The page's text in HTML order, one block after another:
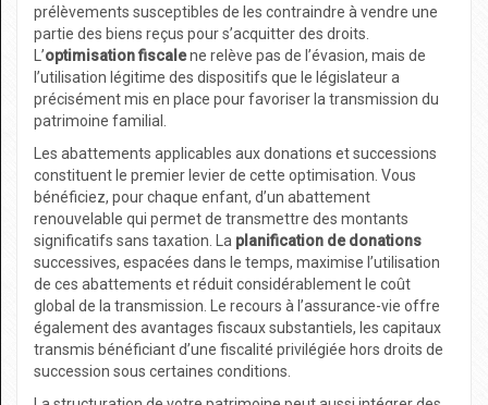
prélèvements susceptibles de les contraindre à vendre une
partie des biens reçus pour s’acquitter des droits.
L’optimisation fiscalene relève pas de l’évasion, mais de
l’utilisation légitime des dispositifs que le législateur a
précisément mis en place pour favoriser la transmission du
patrimoine familial.
Les abattements applicables aux donations et successions
constituent le premier levier de cette optimisation. Vous
bénéficiez, pour chaque enfant, d’un abattement
renouvelable qui permet de transmettre des montants
significatifs sans taxation. La planification de donations
successives, espacées dans le temps, maximise l’utilisation
de ces abattements et réduit considérablement le coût
global de la transmission. Le recours à l’assurance-vie offre
également des avantages fiscaux substantiels, les capitaux
transmis bénéficiant d’une fiscalité privilégiée hors droits de
succession sous certaines conditions.